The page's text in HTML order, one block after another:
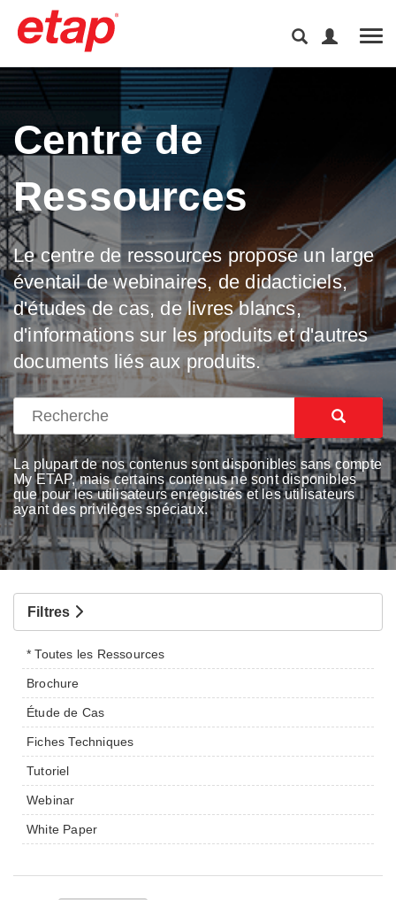
Centre de
Ressources
Le centre de ressources propose un large
éventail de webinaires, de didacticiels,
d'études de cas, de livres blancs,
d'informations sur les produits et d'autres
documents liés aux produits.
La plupart de nos contenus sont disponibles sans compte
My ETAP, mais certains contenus ne sont disponibles
que pour les utilisateurs enregistrés et les utilisateurs
ayant des privilèges spéciaux.
Filtres
* Toutes les Ressources
Brochure
Étude de Cas
Fiches Techniques
Tutoriel
Webinar
White Paper